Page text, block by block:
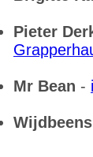
Pieter
Mr Bean -